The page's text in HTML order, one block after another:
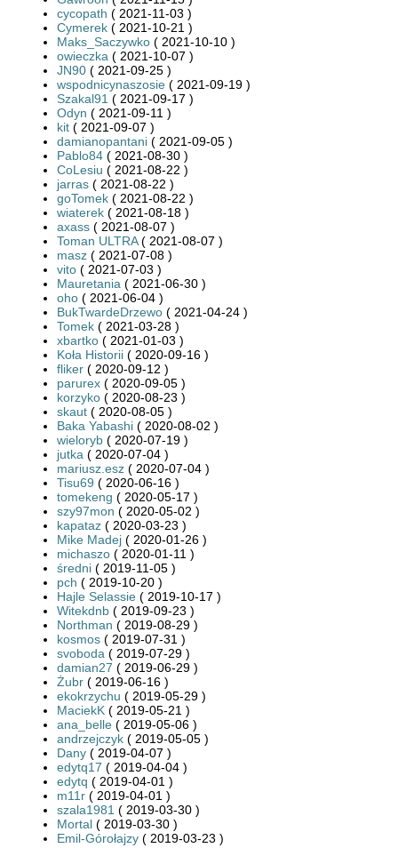
cycopath ( 2021-11-03 )
Cymerek ( 2021-10-21 )
Maks_Saczywko ( 2021-10-10 )
owieczka ( 2021-10-07 )
JN90 ( 2021-09-25 )
wspodnicynaszosie ( 2021-09-19 )
Szakal91 ( 2021-09-17 )
Odyn ( 2021-09-11 )
kit ( 2021-09-07 )
damianopantani ( 2021-09-05 )
Pablo84 ( 2021-08-30 )
CoLesiu ( 2021-08-22 )
jarras ( 2021-08-22 )
goTomek ( 2021-08-22 )
wiaterek ( 2021-08-18 )
axass ( 2021-08-07 )
Toman ULTRA( 2021-08-07 )
masz ( 2021-07-08 )
vito ( 2021-07-03 )
Mauretania ( 2021-06-30 )
oho ( 2021-06-04 )
BukTwardeDrzewo ( 2021-04-24 )
Tomek ( 2021-03-28 )
xbartko ( 2021-01-03 )
Koła Historii ( 2020-09-16 )
fliker ( 2020-09-12 )
parurex ( 2020-09-05 )
korzyko ( 2020-08-23 )
skaut ( 2020-08-05 )
Baka Yabashi ( 2020-08-02 )
wieloryb ( 2020-07-19 )
jutka ( 2020-07-04 )
mariusz.esz ( 2020-07-04 )
Tisu69 ( 2020-06-16 )
tomekeng ( 2020-05-17 )
szy97mon ( 2020-05-02 )
kapataz ( 2020-03-23 )
Mike Madej ( 2020-01-26 )
michaszo ( 2020-01-11 )
średni ( 2019-11-05 )
pch ( 2019-10-20 )
Hajle Selassie ( 2019-10-17 )
Witekdnb ( 2019-09-23 )
Northman ( 2019-08-29 )
kosmos ( 2019-07-31 )
svoboda ( 2019-07-29 )
damian27 ( 2019-06-29 )
Żubr ( 2019-06-16 )
ekokrzychu ( 2019-05-29 )
MaciekK ( 2019-05-21 )
ana_belle ( 2019-05-06 )
andrzejczyk ( 2019-05-05 )
Dany ( 2019-04-07 )
edytq17 ( 2019-04-04 )
edytq ( 2019-04-01 )
m11r ( 2019-04-01 )
szala1981 ( 2019-03-30 )
Mortal ( 2019-03-30 )
Emil-Górołajzy ( 2019-03-23 )